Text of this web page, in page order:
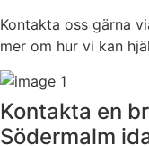
Kontakta oss gärna
mer om hur vi kan
Kontakta en
Södermalm